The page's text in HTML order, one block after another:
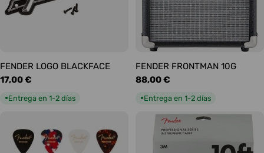
FENDER LOGO BLACKFACE
Precio
17,00 €
●Entrega en 1-2 días
FENDER FRONTMAN 10G
Precio
88,00 €
●Entrega en 1-2 días